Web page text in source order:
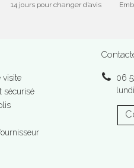
14 jours pour changer d’avis
visite
sécurisé
06